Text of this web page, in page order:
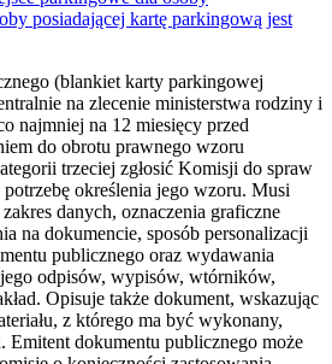
posiadającej kartę parkingową jest
(blankiet karty parkingowej
na zlecenie ministerstwa rodziny i
najmniej na 12 miesięcy przed
do obrotu prawnego wzoru
trzeciej zgłosić Komisji do spraw
określenia jego wzoru. Musi
danych, oznaczenia graficzne
na dokumencie, sposób personalizacji
publicznego oraz wydawania
odpisów, wypisów, wtórników,
Opisuje także dokument, wskazując
z którego ma być wykonany,
Emitent dokumentu publicznego może